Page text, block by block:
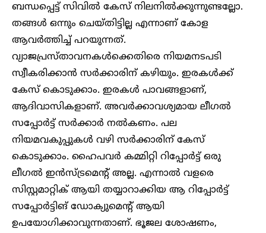
ബന്ധപ്പെട്ട് സിവില്‍ കേസ് നിലനില്‍ക്കുന്നുണ്ടല്ലോ.
തങ്ങള്‍ ഒന്നും ചെയ്തിട്ടില്ല എന്നാണ് കോള
ആവര്‍ത്തിച്ച് പറയുന്നത്.
വ്യാജപ്രസ്താവനകള്‍ക്കെതിരെ നിയമനടപടി
സ്വീകരിക്കാന്‍ സര്‍ക്കാരിന് കഴിയും. ഇരകള്‍ക്ക്
കേസ് കൊടുക്കാം. ഇരകള്‍ പാവങ്ങളാണ്,
ആദിവാസികളാണ്. അവര്‍ക്കാവശ്യമായ ലീഗല്‍
സപ്പോര്‍ട്ട് സര്‍ക്കാര്‍ നല്‍കണം. പല
നിയമവകുപ്പുകള്‍ വഴി സര്‍ക്കാരിന് കേസ്
കൊടുക്കാം. ഹൈപവര്‍ കമ്മിറ്റി റിപ്പോര്‍ട്ട് ഒരു
ലീഗല്‍ ഇന്‍സ്ട്രമെന്റ് അല്ല. എന്നാല്‍ വളരെ
സിസ്റ്റമാറ്റിക് ആയി തയ്യാറാക്കിയ ആ റിപ്പോര്‍ട്ട്
സപ്പോര്‍ട്ടിങ് ഡോക്യുമെന്റ് ആയി
ഉപയോഗിക്കാവുന്നതാണ്. ഭൂജല ശോഷണം,